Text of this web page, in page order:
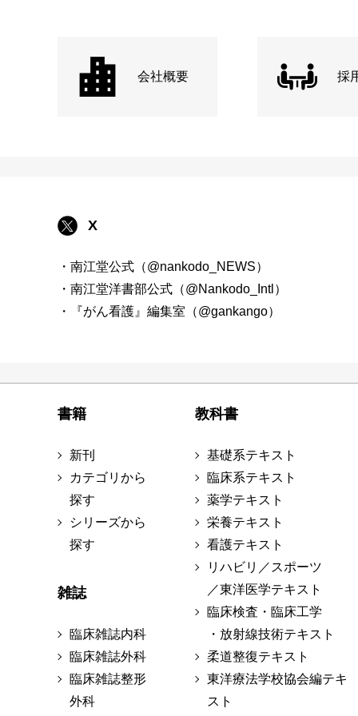
会社概要 採
X
・南江堂公式（@nankodo_NEWS）
・南江堂洋書部公式（@Nankodo_Intl）
・『がん看護』編集室（@gankango）
書籍
新刊
カテゴリから
探す
シリーズから
探す
雑誌
臨床雑誌内科
臨床雑誌外科
臨床雑誌整形
外科
教科書
基礎系テキスト
臨床系テキスト
薬学テキスト
栄養テキスト
看護テキスト
リハビリ／スポーツ
／東洋医学テキスト
臨床検査・臨床工学
・放射線技術テキスト
柔道整復テキスト
東洋療法学校協会編テキ
スト